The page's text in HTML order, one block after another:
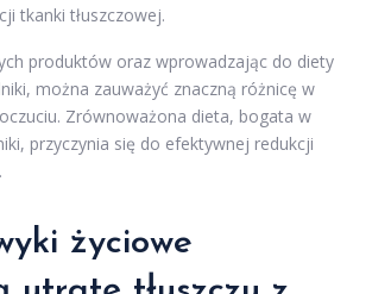
tkanki tłuszczowej.
produktów oraz wprowadzając do diety
można zauważyć znaczną różnicę w
Zrównoważona dieta, bogata w
przyczynia się do efektywnej redukcji
życiowe